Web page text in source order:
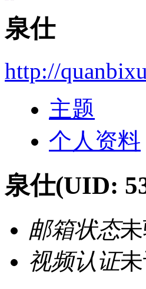
泉仕
http://
主题
个人资料
泉仕(UID:
邮箱状态
视频认证